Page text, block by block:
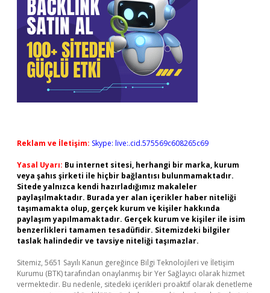
Reklam ve İletişim: Skype: live:.cid.575569c608265c69
Yasal Uyarı: Bu internet sitesi, herhangi bir marka, kurum
veya şahıs şirketi ile hiçbir bağlantısı bulunmamaktadır.
Sitede yalnızca kendi hazırladığımız makaleler
paylaşılmaktadır. Burada yer alan içerikler haber niteliği
taşımamakta olup, gerçek kurum ve kişiler hakkında
paylaşım yapılmamaktadır. Gerçek kurum ve kişiler ile isim
benzerlikleri tamamen tesadüfidir. Sitemizdeki bilgiler
taslak halindedir ve tavsiye niteliği taşımazlar.
Sitemiz, 5651 Sayılı Kanun gereğince Bilgi Teknolojileri ve İletişim
Kurumu (BTK) tarafından onaylanmış bir Yer Sağlayıcı olarak hizmet
vermektedir. Bu nedenle, sitedeki içerikleri proaktif olarak denetleme